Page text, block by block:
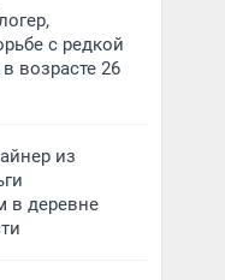
с редкой
возрасте 26
из
в деревне